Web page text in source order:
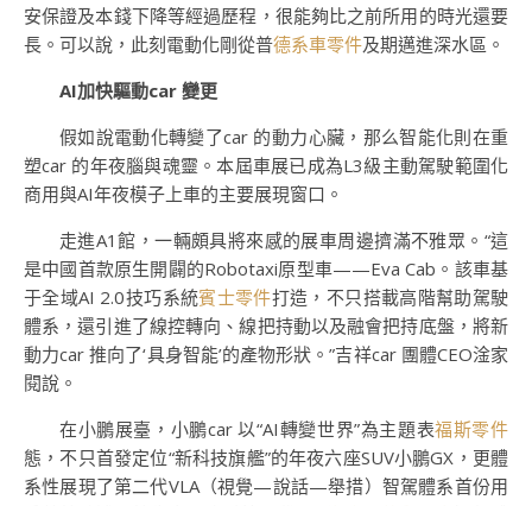
安保證及本錢下降等經過歷程，很能夠比之前所用的時光還要
長。可以說，此刻電動化剛從普德系車零件及期邁進深水區。
AI加快驅動car 變更
假如說電動化轉變了car 的動力心臟，那么智能化則在重
塑car 的年夜腦與魂靈。本屆車展已成為L3級主動駕駛範圍化
商用與AI年夜模子上車的主要展現窗口。
走進A1館，一輛頗具將來感的展車周邊擠滿不雅眾。“這
是中國首款原生開闢的Robotaxi原型車——Eva Cab。該車基
于全域AI 2.0技巧系統賓士零件打造，不只搭載高階幫助駕駛
體系，還引進了線控轉向、線把持動以及融會把持底盤，將新
動力car 推向了‘具身智能’的產物形狀。”吉祥car 團體CEO淦家
閱說。
在小鵬展臺，小鵬car 以“AI轉變世界”為主題表福斯零件
態，不只首發定位“新科技旗艦”的年夜六座SUV小鵬GX，更體
系性展現了第二代VLA（視覺—說話—舉措）智駕體系首份用